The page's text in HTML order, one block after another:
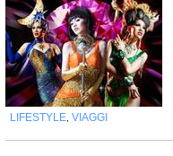
LIFESTYLE, VIAGGI